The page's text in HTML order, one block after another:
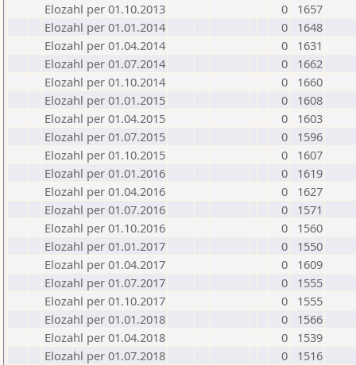
Elozahl per 01.10.2013
0
1657
Elozahl per 01.01.2014
0
1648
Elozahl per 01.04.2014
0
1631
Elozahl per 01.07.2014
0
1662
Elozahl per 01.10.2014
0
1660
Elozahl per 01.01.2015
0
1608
Elozahl per 01.04.2015
0
1603
Elozahl per 01.07.2015
0
1596
Elozahl per 01.10.2015
0
1607
Elozahl per 01.01.2016
0
1619
Elozahl per 01.04.2016
0
1627
Elozahl per 01.07.2016
0
1571
Elozahl per 01.10.2016
0
1560
Elozahl per 01.01.2017
0
1550
Elozahl per 01.04.2017
0
1609
Elozahl per 01.07.2017
0
1555
Elozahl per 01.10.2017
0
1555
Elozahl per 01.01.2018
0
1566
Elozahl per 01.04.2018
0
1539
Elozahl per 01.07.2018
0
1516